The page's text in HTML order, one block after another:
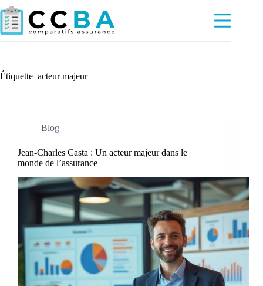
Passer
au
contenu
Étiquette acteur majeur
Blog
Jean-Charles Casta : Un acteur majeur dans le
monde de l’assurance